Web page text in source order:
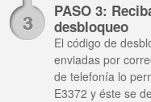
PASO 3:
desbloqueo
El código de
enviadas por
de telefonía lo
E3372 y éste se